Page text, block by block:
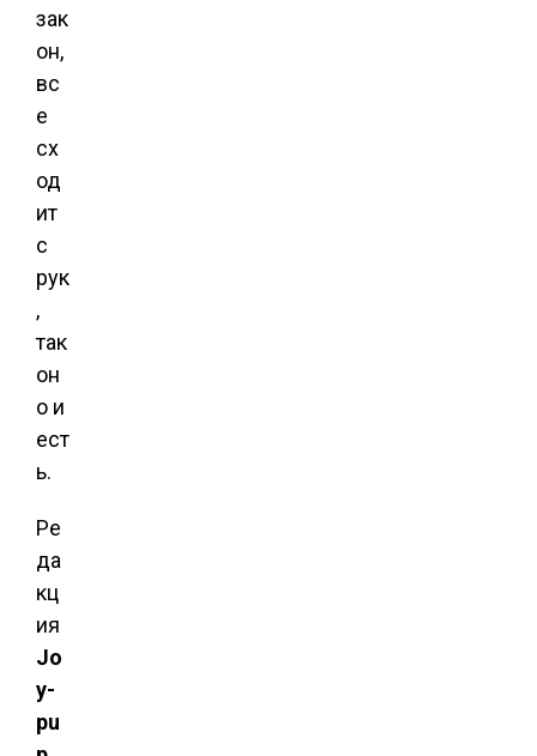
зак
он,
вс
е
сх
од
ит
с
рук
,
так
он
о и
ест
ь.
Ре
да
кц
ия
Jo
y-
pu